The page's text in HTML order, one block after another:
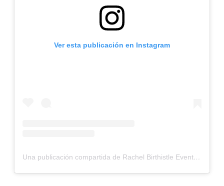
Ver esta publicación en Instagram
Una publicación compartida de Rachel Birthistle Events (@rachelbirthistle)